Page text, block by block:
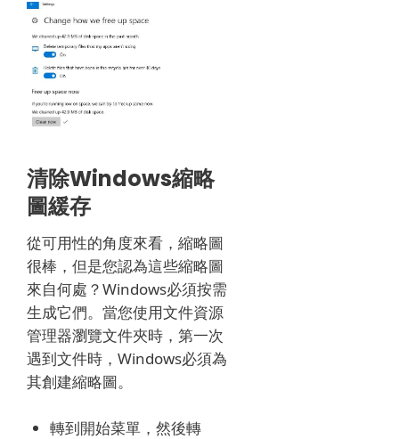
清除Windows縮略
圖緩存
從可用性的角度來看，縮略圖
很棒，但是您認為這些縮略圖
來自何處？Windows必須按需
生成它們。 當您使用文件資源
管理器瀏覽文件夾時，第一次
遇到文件時，Windows必須為
其創建縮略圖。
轉到開始菜單，然後轉